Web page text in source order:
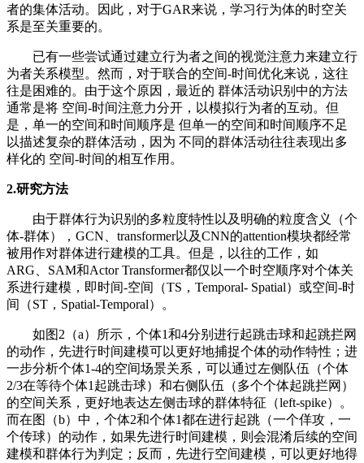
者的集体活动。因此，对于GAR来说，学习行为体的时空关
系是至关重要的。
已有一些尝试通过建立行为者之间的视觉注意力来建立行
为者关系模型。然而，对于联合的空间-时间优化来说，这往
往是困难的。由于这个原因，最近的 群体活动识别中的方法
通常是将 空间-时间注意力分开，以模拟行为者的互动。但
是，单一的空间和时间顺序是 但单一的空间和时间顺序不足
以描述复杂的群体活动，因为 不同的群体活动往往表现出多
样化的 空间-时间的相互作用。
2.研究方法
由于群体行为识别的多粒度特性以及明确的粒度含义（个
体-群体），GCN、transformer以及CNN的attention模块都经常
被用作对群体进行建模的工具。但是，以往的工作，如
ARG、SAM和Actor Transformer都仅以一个时空顺序对个体关
系进行建模，即时间-空间（TS，Temporal- Spatial）或空间-时
间（ST，Spatial-Temporal）。
如图2（a）所示，个体1和4分别进行起跳击球和起跳拦网
的动作，先进行时间建模可以更好地捕捉个体的动作特性；进
一步分析个体1-4的空间场景关系，可以通过左侧队伍（个体
2/3在等待个体1起跳击球）和右侧队伍（多个个体起跳拦网）
的空间关系，更好地表达左侧击球的群体特征（left-spike）。
而在图（b）中，个体2和个体1都在进行起跳（一个佯攻，一
个传球）的动作，如果先进行时间建模，则会混淆后续的空间
建模和群体行为判定；反而，先进行空间建模，可以更好地得